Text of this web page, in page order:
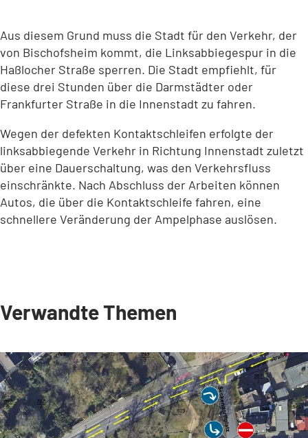
Aus diesem Grund muss die Stadt für den Verkehr, der
von Bischofsheim kommt, die Linksabbiegespur in die
Haßlocher Straße sperren. Die Stadt empfiehlt, für
diese drei Stunden über die Darmstädter oder
Frankfurter Straße in die Innenstadt zu fahren.
Wegen der defekten Kontaktschleifen erfolgte der
linksabbiegende Verkehr in Richtung Innenstadt zuletzt
über eine Dauerschaltung, was den Verkehrsfluss
einschränkte. Nach Abschluss der Arbeiten können
Autos, die über die Kontaktschleife fahren, eine
schnellere Veränderung der Ampelphase auslösen.
Verwandte Themen